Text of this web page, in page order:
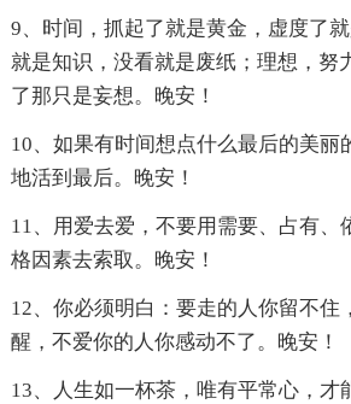
9、时间，抓起了就是黄金，虚度了
就是知识，没看就是废纸；理想，努
了那只是妄想。晚安！
10、如果有时间想点什么最后的美丽
地活到最后。晚安！
11、用爱去爱，不要用需要、占有、
格因素去索取。晚安！
12、你必须明白：要走的人你留不住
醒，不爱你的人你感动不了。晚安！
13、人生如一杯茶，唯有平常心，才